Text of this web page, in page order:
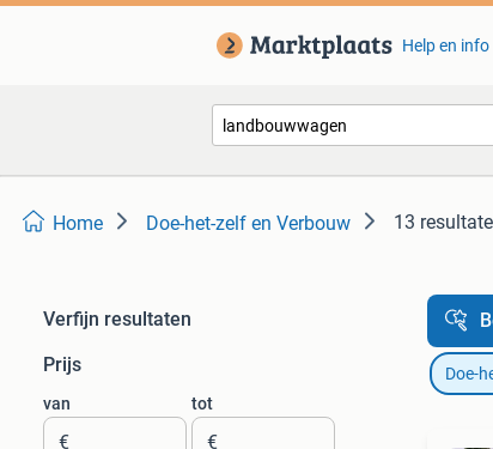
Help en info
Home Doe-het-zelf en Verbouw 13
Verfijn resultaten
Prijs
van
€
tot
€
Doe-